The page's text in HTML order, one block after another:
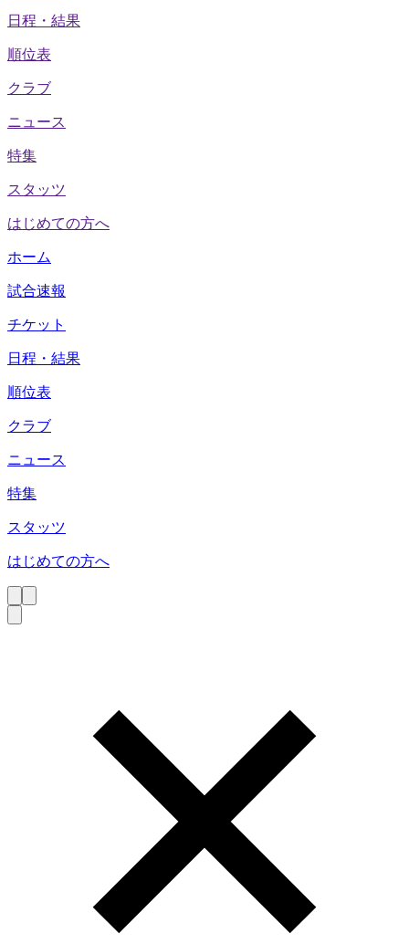
日程・結果
順位表
クラブ
ニュース
特集
スタッツ
はじめての方へ
ホーム
試合速報
チケット
日程・結果
順位表
クラブ
ニュース
特集
スタッツ
はじめての方へ